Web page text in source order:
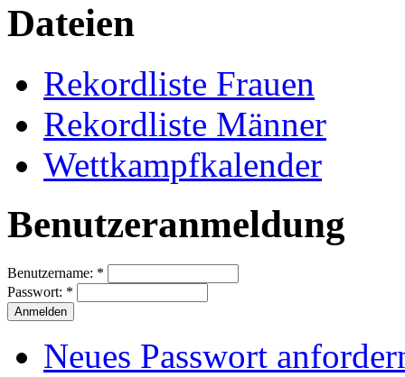
Dateien
Rekordliste Frauen
Rekordliste Männer
Wettkampfkalender
Benutzeranmeldung
Benutzername: *
Passwort: *
Neues Passwort